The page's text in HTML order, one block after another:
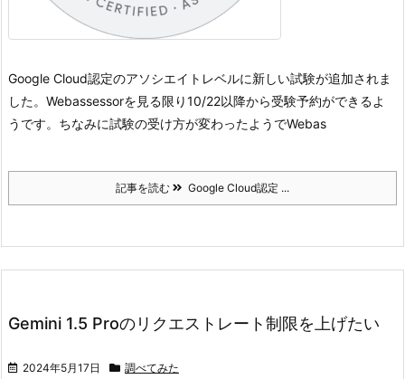
Google Cloud認定のアソシエイトレベルに新しい試験が追加されま
した。 Webassessorを見る限り10/22以降から受験予約ができるよ
うです。 ちなみに試験の受け方が変わったようでWebas
記事を読む Google Cloud認定 ...
Gemini 1.5 Proのリクエストレート制限を上げたい
2024年5月17日 調べてみた